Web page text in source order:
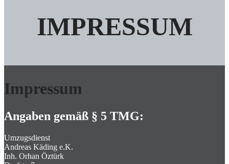
IMPRESSUM
Impressum
Angaben gemäß § 5 TMG:
Umzugsdienst
Andreas Käding e.K.
Inh. Orhan Öztürk